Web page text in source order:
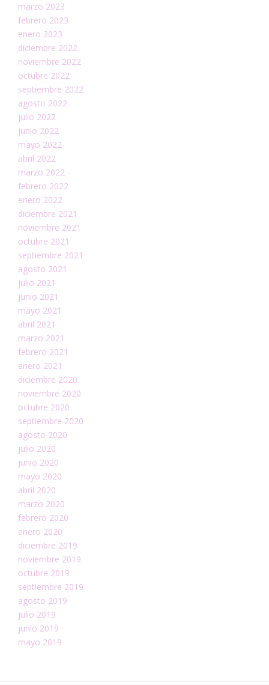
marzo 2023
febrero 2023
enero 2023
diciembre 2022
noviembre 2022
octubre 2022
septiembre 2022
agosto 2022
julio 2022
junio 2022
mayo 2022
abril 2022
marzo 2022
febrero 2022
enero 2022
diciembre 2021
noviembre 2021
octubre 2021
septiembre 2021
agosto 2021
julio 2021
junio 2021
mayo 2021
abril 2021
marzo 2021
febrero 2021
enero 2021
diciembre 2020
noviembre 2020
octubre 2020
septiembre 2020
agosto 2020
julio 2020
junio 2020
mayo 2020
abril 2020
marzo 2020
febrero 2020
enero 2020
diciembre 2019
noviembre 2019
octubre 2019
septiembre 2019
agosto 2019
julio 2019
junio 2019
mayo 2019